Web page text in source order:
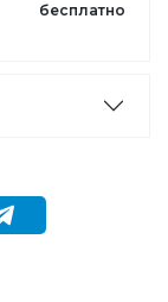
бесплатно